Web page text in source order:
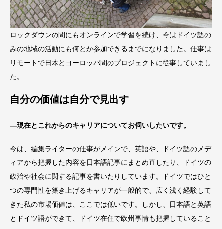
ロックダウンの間にもオンラインで学習を続け、今はドイツ語の
みの地域の活動にも何とか参加できるまでになりました。仕事は
リモートで日本とヨーロッパ間のプロジェクトに従事していまし
た。
自分の価値は自分で見出す
―現在とこれからのキャリアについてお伺いしたいです。
今は、編集ライターの仕事がメインで、英語や、ドイツ語のメデ
ィアから把握した内容を日本語記事にまとめ直したり、ドイツの
政治や社会に関する記事を書いたりしています。ドイツではひと
つの専門性を築き上げるキャリアが一般的で、広く浅く経験して
きた私の市場価値は、ここでは低いです。しかし、日本語と英語
とドイツ語ができて、ドイツ在住で欧州事情も把握していること